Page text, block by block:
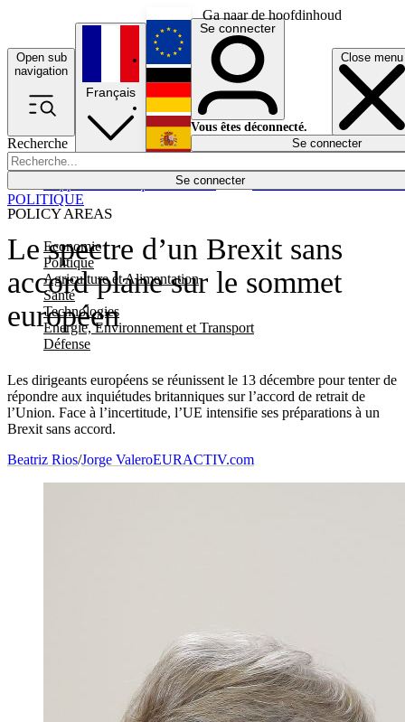
Ga naar de hoofdinhoud
Open sub
navigation
Close menu
Recherche
Se connecter
POLICY AREAS
Economie
Politique
Agriculture et Alimentation
Santé
Technologies
Energie, Environnement et Transport
Défense
Économie
Français
English
Deutsch
Español
Se connecter
Vous êtes déconnecté.
Se connecter
Le spectre d’un Brexit sans
accord plane sur le sommet
européen
Les dirigeants européens se réunissent le 13 décembre pour tenter de
répondre aux inquiétudes britanniques sur l’accord de retrait de
l’Union. Face à l’incertitude, l’UE intensifie ses préparations à un
Brexit sans accord.
POLITIQUE
Beatriz Rios/Jorge ValeroEURACTIV.com